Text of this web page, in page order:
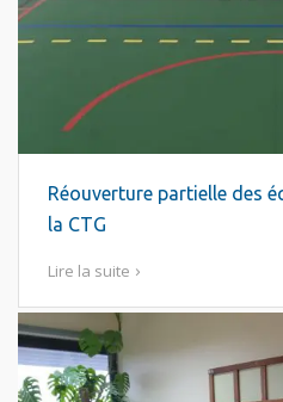
Réouverture partielle des
la CTG
Lire la suite